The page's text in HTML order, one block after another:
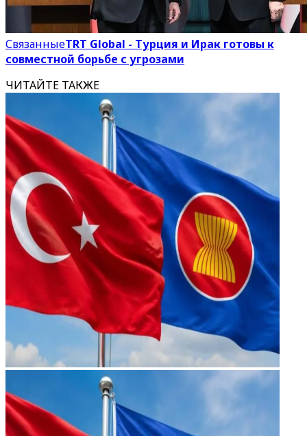
СвязанныеTRT Global - Турция и Ирак готовы к
совместной борьбе с угрозами
ЧИТАЙТЕ ТАКЖЕ